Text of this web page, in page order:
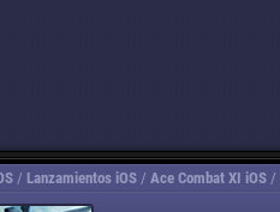
/ Lanzamientos iOS / Ace Combat XI iOS /